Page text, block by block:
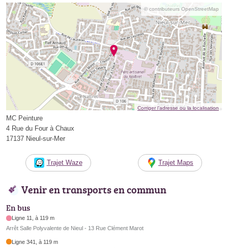
© contributeurs OpenStreetMap
Corriger l’adresse ou la localisation
MC Peinture
4 Rue du Four à Chaux
17137 Nieul-sur-Mer
Trajet Waze Trajet Maps
Venir en transports en commun
En bus
Ligne 11, à 119 m
Arrêt Salle Polyvalente de Nieul - 13 Rue Clément Marot
Ligne 341, à 119 m